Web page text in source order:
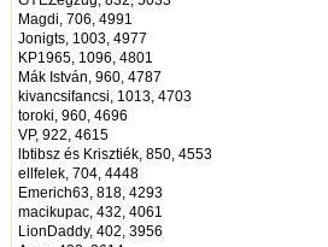
Magdi, 706, 4991
Jonigts, 1003, 4977
KP1965, 1096, 4801
Mák István, 960, 4787
kivancsifancsi, 1013, 4703
toroki, 960, 4696
VP, 922, 4615
lbtibsz és Krisztiék, 850, 4553
ellfelek, 704, 4448
Emerich63, 818, 4293
macikupac, 432, 4061
LionDaddy, 402, 3956